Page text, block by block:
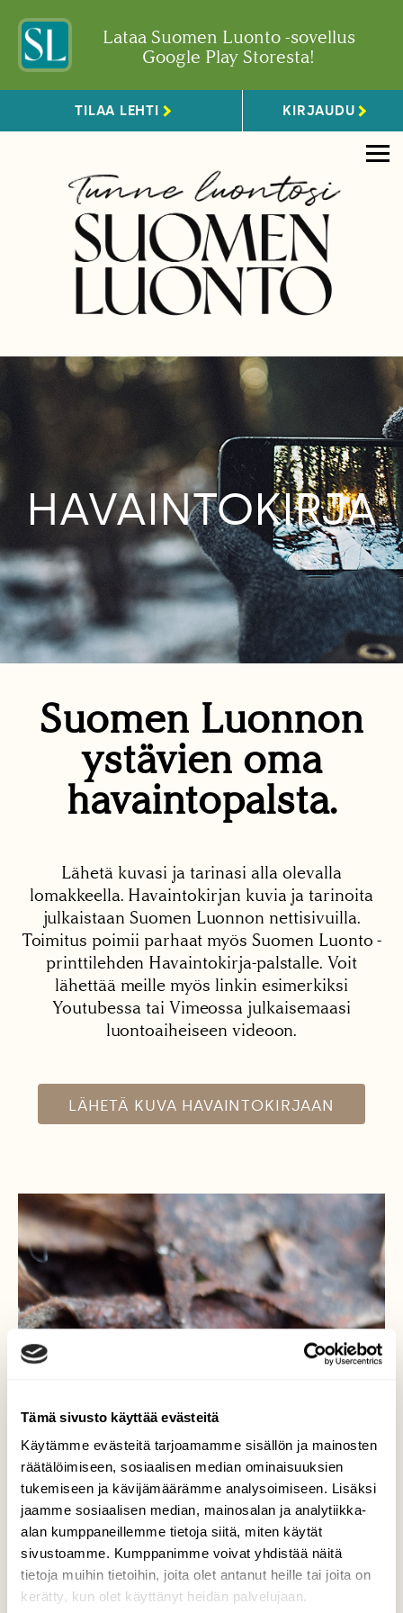
Tämä sivusto käyttää evästeitä
Käytämme evästeitä tarjoamamme sisällön ja mainosten
räätälöimiseen, sosiaalisen median ominaisuuksien
tukemiseen ja kävijämäärämme analysoimiseen. Lisäksi
jaamme sosiaalisen median, mainosalan ja analytiikka-
alan kumppaneillemme tietoja siitä, miten käytät
sivustoamme. Kumppanimme voivat yhdistää näitä
tietoja muihin tietoihin, joita olet antanut heille tai joita on
kerätty, kun olet käyttänyt heidän palvelujaan.
Lataa Suomen Luonto -sovellus
Google Play Storesta!
TILAA LEHTI KIRJAUDU
HAVAINTOKIRJA
Suomen Luonnon
ystävien oma
havaintopalsta.
Lähetä kuvasi ja tarinasi alla olevalla
lomakkeella. Havaintokirjan kuvia ja tarinoita
julkaistaan Suomen Luonnon nettisivuilla.
Toimitus poimii parhaat myös Suomen Luonto -
printtilehden Havaintokirja-palstalle. Voit
lähettää meille myös linkin esimerkiksi
Youtubessa tai Vimeossa julkaisemaasi
luontoaiheiseen videoon.
LÄHETÄ KUVA HAVAINTOKIRJAAN